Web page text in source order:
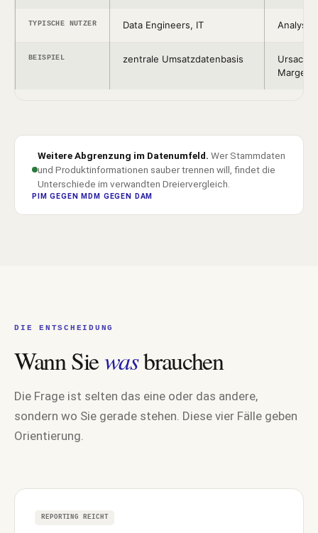
TYPISCHE NUTZER Data Engineers, IT
BEISPIEL zentrale Umsatzdatenbasis
Marge
Weitere Abgrenzung im Datenumfeld. Wer Stammdaten
und Produktinformationen sauber trennen will, findet die
Unterschiede im verwandten Dreiervergleich.
PIM GEGEN MDM GEGEN DAM
DIE ENTSCHEIDUNG
Wann Siewasbrauchen
Die Frage ist selten das eine oder das andere,
sondern wo Sie gerade stehen. Diese vier Fälle geben
Orientierung.
REPORTING REICHT